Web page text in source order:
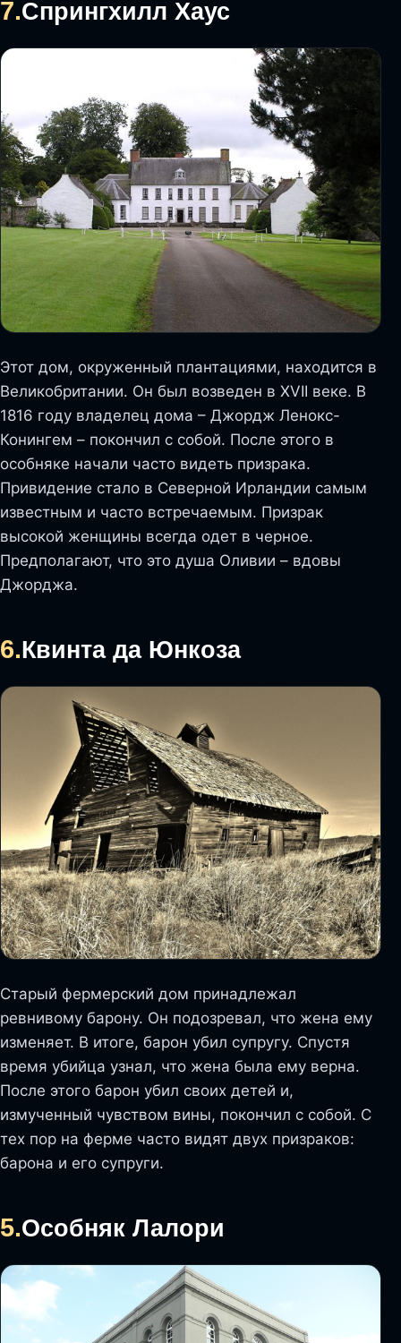
7.Спрингхилл Хаус
Этот дом, окруженный плантациями, находится в
Великобритании. Он был возведен в XVII веке. В
1816 году владелец дома – Джордж Ленокс-
Конингем – покончил с собой. После этого в
особняке начали часто видеть призрака.
Привидение стало в Северной Ирландии самым
известным и часто встречаемым. Призрак
высокой женщины всегда одет в черное.
Предполагают, что это душа Оливии – вдовы
Джорджа.
6.Квинта да Юнкоза
Старый фермерский дом принадлежал
ревнивому барону. Он подозревал, что жена ему
изменяет. В итоге, барон убил супругу. Спустя
время убийца узнал, что жена была ему верна.
После этого барон убил своих детей и,
измученный чувством вины, покончил с собой. С
тех пор на ферме часто видят двух призраков:
барона и его супруги.
5.Особняк Лалори